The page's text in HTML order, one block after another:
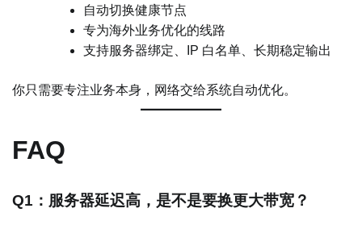
自动切换健康节点
专为海外业务优化的线路
支持服务器绑定、IP 白名单、长期稳定输出
你只需要专注业务本身，网络交给系统自动优化。
FAQ
Q1：服务器延迟高，是不是要换更大带宽？